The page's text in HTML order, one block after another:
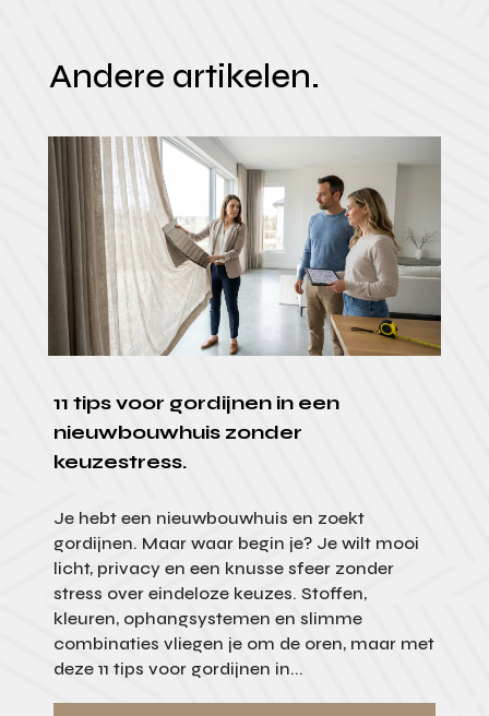
Andere artikelen.
11 tips voor gordijnen in een
nieuwbouwhuis zonder
keuzestress.
Je hebt een nieuwbouwhuis en zoekt
gordijnen. Maar waar begin je? Je wilt mooi
licht, privacy en een knusse sfeer zonder
stress over eindeloze keuzes. Stoffen,
kleuren, ophangsystemen en slimme
combinaties vliegen je om de oren, maar met
deze 11 tips voor gordijnen in...